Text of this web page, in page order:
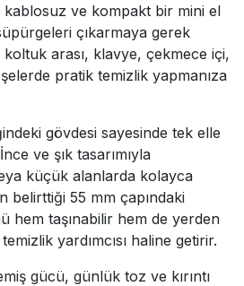
kablosuz ve kompakt bir mini el
çıkarmaya gerek
arası, klavye, çekmece içi,
pratik temizlik yapmanıza
gövdesi sayesinde tek elle
ve şık tasarımıyla
küçük alanlarda kolayca
belirttiği 55 mm çapındaki
hem taşınabilir hem de yerden
yardımcısı haline getirir.
gücü, günlük toz ve kırıntı